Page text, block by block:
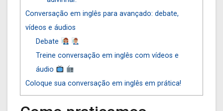
Conversação em inglês para avançado: debate,
vídeos e áudios
Debate
Treine conversação em inglês com vídeos e
áudio
Coloque sua conversação em inglês em prática!